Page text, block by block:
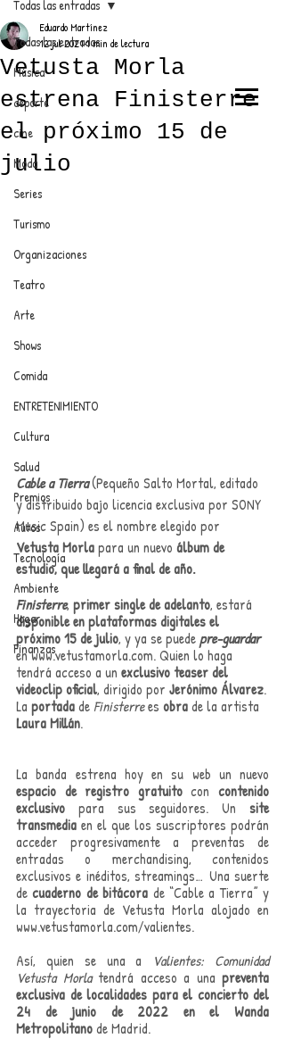
ANUNCIATE CON NOSOTROS
PARA MÁS INFORMACIÓN:
dinamicaseltrendytop@gmail.com
EL TRENDY TOP
CON EDDY MARTINEZ
Todas las entradas
Música
deporte
cine
Moda
Series
Turismo
Organizaciones
Teatro
Arte
Shows
Comida
ENTRETENIMIENTO
Cultura
Salud
Premios
Autos
Tecnología
Ambiente
Hogar
Finanzas
Todas las entradas
Vetusta Morla
estrena Finisterre
el próximo 15 de
julio
Eduardo Martínez
12 jul 20211 min de lectura
Cable a Tierra (Pequeño Salto Mortal, editado
y distribuido bajo licencia exclusiva por SONY
Music Spain) es el nombre elegido por
Vetusta Morla para un nuevo álbum de
estudio, que llegará a final de año.
Finisterre, primer single de adelanto, estará
disponible en plataformas digitales el
próximo 15 de julio, y ya se puede pre-guardar
en www.vetustamorla.com. Quien lo haga
tendrá acceso a un exclusivo teaser del
videoclip oficial, dirigido por Jerónimo Álvarez.
La portada de Finisterre es obra de la artista
Laura Millán.
espacio de registro gratuito con contenido
exclusivo para sus seguidores. Un site
transmedia en el que los suscriptores podrán
acceder progresivamente a preventas de
entradas o merchandising, contenidos
exclusivos e inéditos, streamings… Una suerte
de cuaderno de bitácora de “Cable a Tierra” y
www.vetustamorla.com/valientes.
Así, quien se una a
Valientes: Comunidad
Vetusta Morla tendrá acceso a una preventa
exclusiva de localidades para el concierto del
24 de junio de 2022 en el Wanda
Metropolitano de Madrid.